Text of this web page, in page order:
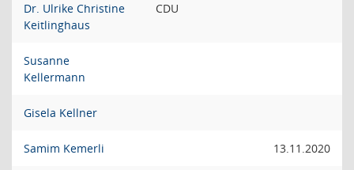
Dr. Ulrike Christine
Keitlinghaus
CDU
Susanne
Kellermann
Gisela Kellner
Samim Kemerli 13.11.2020